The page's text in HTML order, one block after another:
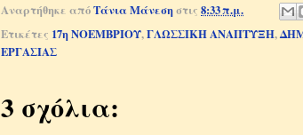
Αναρτήθηκε απόΤάνια Μάνεσηστις 8:33 π.μ.
Ετικέτες 17η ΝΟΕΜΒΡΙΟΥ,ΓΛΩΣΣΙΚΗ ΑΝΑΠΤΥΞΗ,
ΕΡΓΑΣΙΑΣ
3 σχόλια: